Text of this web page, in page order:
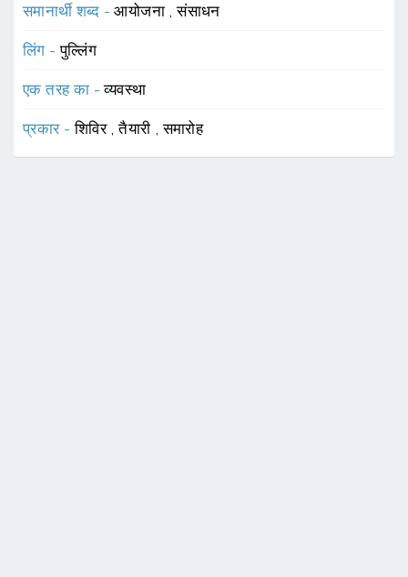
समानार्थी शब्द -आयोजना ,संसाधन
लिंग -पुल्लिंग
एक तरह का -व्यवस्था
प्रकार -शिविर ,तैयारी ,समारोह